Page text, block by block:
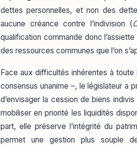
dettes personnelles, et non des
aucune créance contre l’indivision (
qualification commande donc
des ressources communes que l’on
Face aux difficultés inhérentes à toute
consensus unanime –, le législateur a
d’envisager la cession de biens
mobiliser en priorité les liquidités
part, elle préserve l’intégrité du
permet une gestion plus souple